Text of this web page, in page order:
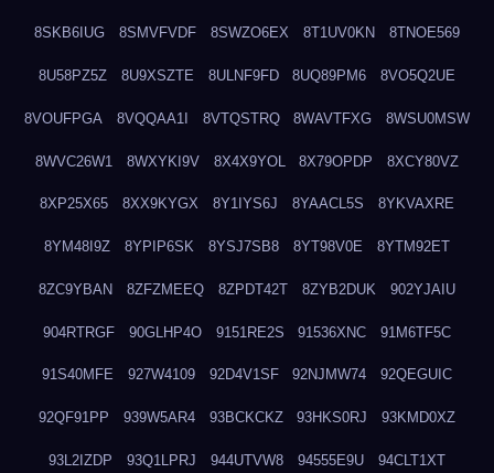
8SKB6IUG 8SMVFVDF 8SWZO6EX 8T1UV0KN 8TNOE569
8U58PZ5Z 8U9XSZTE 8ULNF9FD 8UQ89PM6 8VO5Q2UE
8VOUFPGA 8VQQAA1I 8VTQSTRQ 8WAVTFXG 8WSU0MSW
8WVC26W1 8WXYKI9V 8X4X9YOL 8X79OPDP 8XCY80VZ
8XP25X65 8XX9KYGX 8Y1IYS6J 8YAACL5S 8YKVAXRE
8YM48I9Z 8YPIP6SK 8YSJ7SB8 8YT98V0E 8YTM92ET
8ZC9YBAN 8ZFZMEEQ 8ZPDT42T 8ZYB2DUK 902YJAIU
904RTRGF 90GLHP4O 9151RE2S 91536XNC 91M6TF5C
91S40MFE 927W4109 92D4V1SF 92NJMW74 92QEGUIC
92QF91PP 939W5AR4 93BCKCKZ 93HKS0RJ 93KMD0XZ
93L2IZDP 93Q1LPRJ 944UTVW8 94555E9U 94CLT1XT